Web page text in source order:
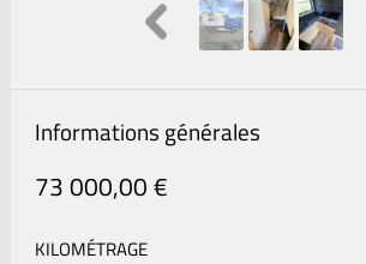
Informations générales
73 000,00 €
KILOMÉTRAGE